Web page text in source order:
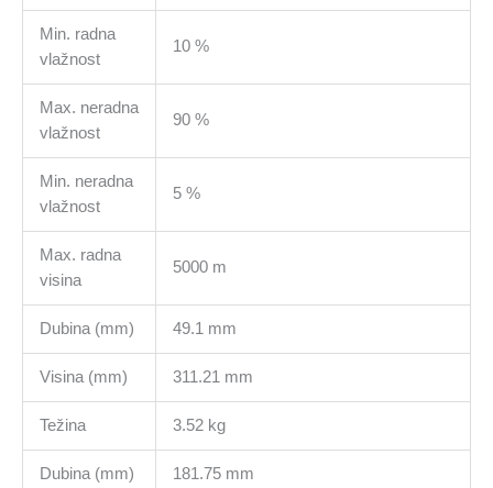
Min. radna
vlažnost
10 %
Max. neradna
vlažnost
90 %
Min. neradna
vlažnost
5 %
Max. radna
visina
5000 m
Dubina (mm) 49.1 mm
Visina (mm) 311.21 mm
Težina 3.52 kg
Dubina (mm) 181.75 mm